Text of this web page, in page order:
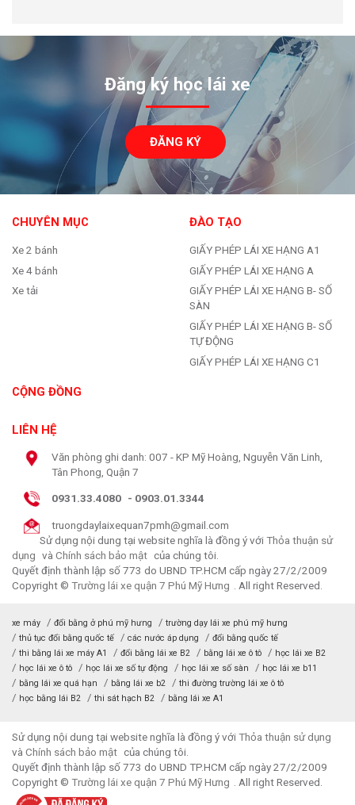
Đăng ký học lái xe
ĐĂNG KÝ
CHUYÊN MỤC
Xe 2 bánh
Xe 4 bánh
Xe tải
ĐÀO TẠO
GIẤY PHÉP LÁI XE HẠNG A1
GIẤY PHÉP LÁI XE HẠNG A
GIẤY PHÉP LÁI XE HẠNG B- SỐ
SÀN
GIẤY PHÉP LÁI XE HẠNG B- SỐ
TỰ ĐỘNG
GIẤY PHÉP LÁI XE HẠNG C1
CỘNG ĐỒNG
LIÊN HỆ
Văn phòng ghi danh: 007 - KP Mỹ Hoàng, Nguyễn Văn Linh,
Tân Phong, Quận 7
0931.33.4080 - 0903.01.3344
truongdaylaixequan7pmh@gmail.com
Sử dụng nội dung tại website nghĩa là đồng ý vớiThỏa thuận sử
dụng và Chính sách bảo mật của chúng tôi.
Quyết định thành lập số 773 do UBND TP.HCM cấp ngày 27/2/2009
Copyright © Trường lái xe quận 7 Phú Mỹ Hưng . All right Reserved.
xe máy đổi bằng ở phú mỹ hưng
trường dạy lái xe phú mỹ hưng
thủ tục đổi bằng quốc tế
các nước áp dụng
đổi bằng quốc tế
thi bằng lái xe máy A1
đổi bằng lái xe B2 bằng lái xe ô tô
học lái xe B2
học lái xe ô tô
học lái xe số tự động học lái xe số sàn
học lái xe b11
bằng lái xe quá hạn
bằng lái xe b2
thi đường trường lái xe ô tô
học bằng lái B2
thi sát hạch B2 bằng lái xe A1
Sử dụng nội dung tại website nghĩa là đồng ý vớiThỏa thuận sử dụng
và Chính sách bảo mật của chúng tôi.
Quyết định thành lập số 773 do UBND TP.HCM cấp ngày 27/2/2009
Copyright © Trường lái xe quận 7 Phú Mỹ Hưng . All right Reserved.